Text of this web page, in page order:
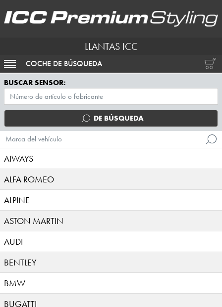
LLANTAS ICC
ACTIVAR NAVEGACIÓN
COCHE DE BÚSQUEDA
BUSCAR SENSOR:
DE BÚSQUEDA
Marca del vehículo
AIWAYS
ALFA ROMEO
ALPINE
ASTON MARTIN
AUDI
BENTLEY
BMW
BUGATTI